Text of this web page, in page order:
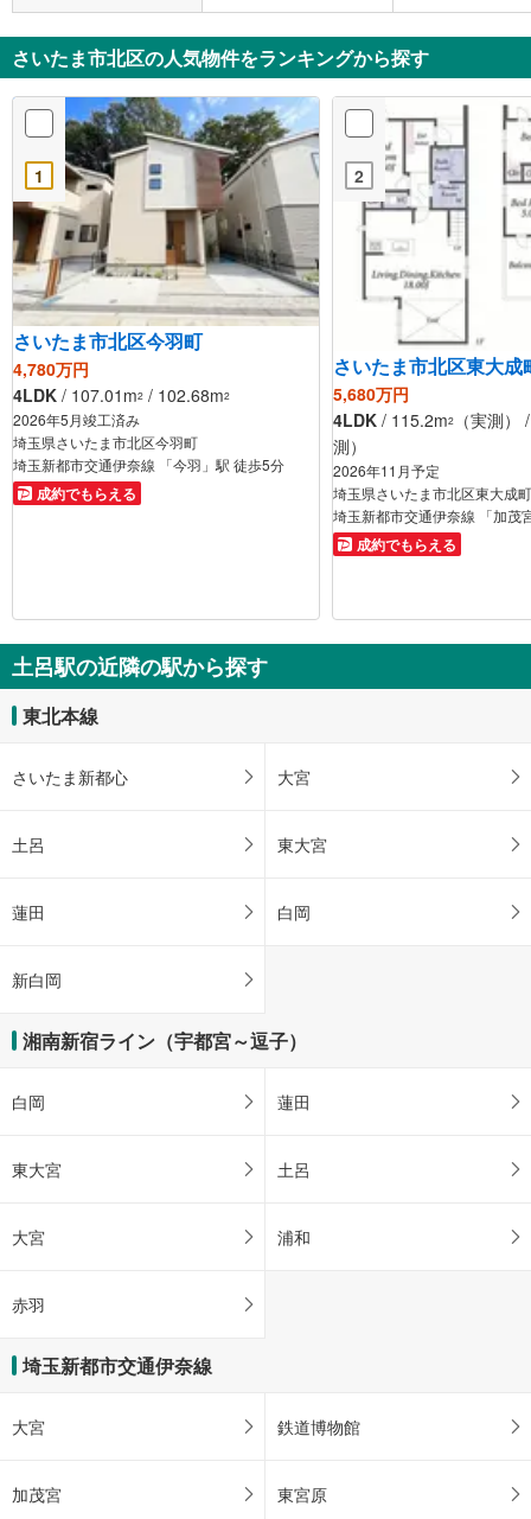
さいたま市北区の人気物件をランキングから探す
1
さいたま市北区今羽町
4,780万円
4LDK / 107.01m2 / 102.68m2
2026年5月竣工済み
埼玉県さいたま市北区今羽町
埼玉新都市交通伊奈線 「今羽」駅 徒歩5分
成約でもらえる
2
さいたま市北区東大成
5,680万円
4LDK / 115.2m2
（実測
測）
2026年11月予定
埼玉県さいたま市北区東大成
埼玉新都市交通伊奈線 「加茂
成約でもらえる
土呂駅の近隣の駅から探す
東北本線
さいたま新都心 大宮
土呂 東大宮
蓮田 白岡
新白岡
湘南新宿ライン（宇都宮～逗子）
白岡 蓮田
東大宮 土呂
大宮 浦和
赤羽
埼玉新都市交通伊奈線
大宮 鉄道博物館
加茂宮 東宮原